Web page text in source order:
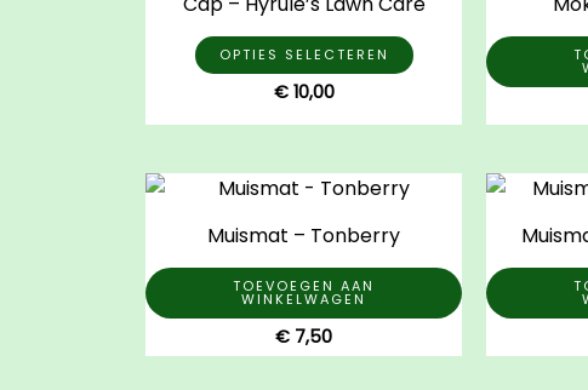
OPTIES SELECTEREN
heeft
meerdere
variaties.
kan
op
€10,00
Muismat – Tonberry
TOEVOEGEN AAN
WINKELWAGEN
€ 7,50